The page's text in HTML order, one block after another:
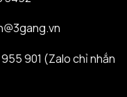
901 (Zalo chỉ nhắn